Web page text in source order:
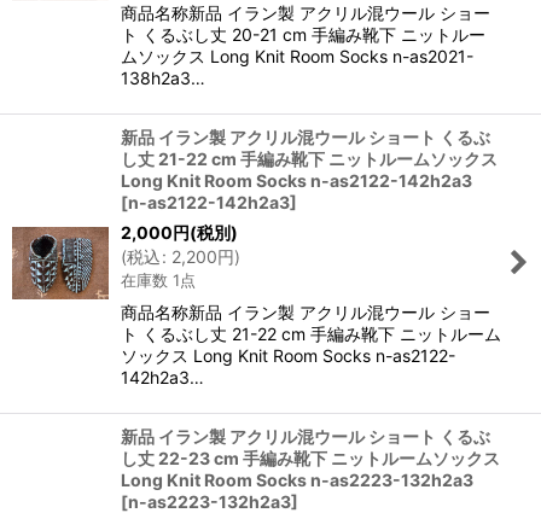
商品名称新品 イラン製 アクリル混ウール ショー
ト くるぶし丈 20-21 cm 手編み靴下 ニットルー
ムソックス Long Knit Room Socks n-as2021-
138h2a3…
新品 イラン製 アクリル混ウール ショート くるぶ
し丈 21-22 cm 手編み靴下 ニットルームソックス
Long Knit Room Socks n-as2122-142h2a3
[n-as2122-142h2a3]
2,000円(税別)
(税込: 2,200円)
在庫数 1点
商品名称新品 イラン製 アクリル混ウール ショー
ト くるぶし丈 21-22 cm 手編み靴下 ニットルーム
ソックス Long Knit Room Socks n-as2122-
142h2a3…
新品 イラン製 アクリル混ウール ショート くるぶ
し丈 22-23 cm 手編み靴下 ニットルームソックス
Long Knit Room Socks n-as2223-132h2a3
[n-as2223-132h2a3]